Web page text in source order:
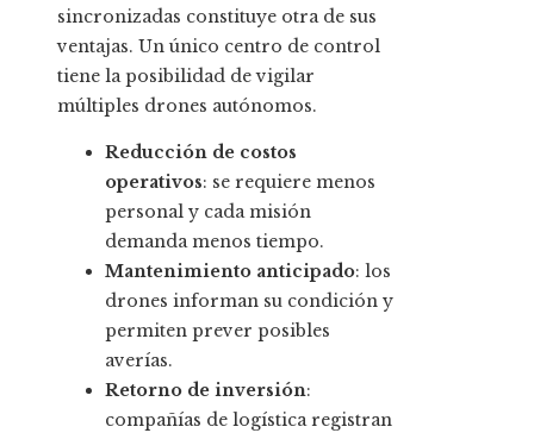
sincronizadas constituye otra de sus
ventajas. Un único centro de control
tiene la posibilidad de vigilar
múltiples drones autónomos.
Reducción de costos
operativos: se requiere menos
personal y cada misión
demanda menos tiempo.
Mantenimiento anticipado: los
drones informan su condición y
permiten prever posibles
averías.
Retorno de inversión:
compañías de logística registran